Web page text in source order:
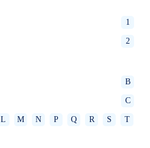
1
2
B
C
L M N P Q R S T